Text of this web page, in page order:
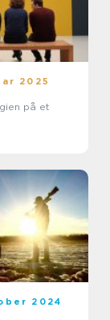
2025
på et
2024